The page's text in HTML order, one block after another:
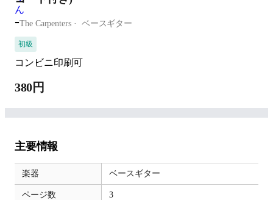
-The Carpenters ベースギター
初級
コンビニ印刷可
380円
主要情報
楽器 ベースギター
ページ数 3